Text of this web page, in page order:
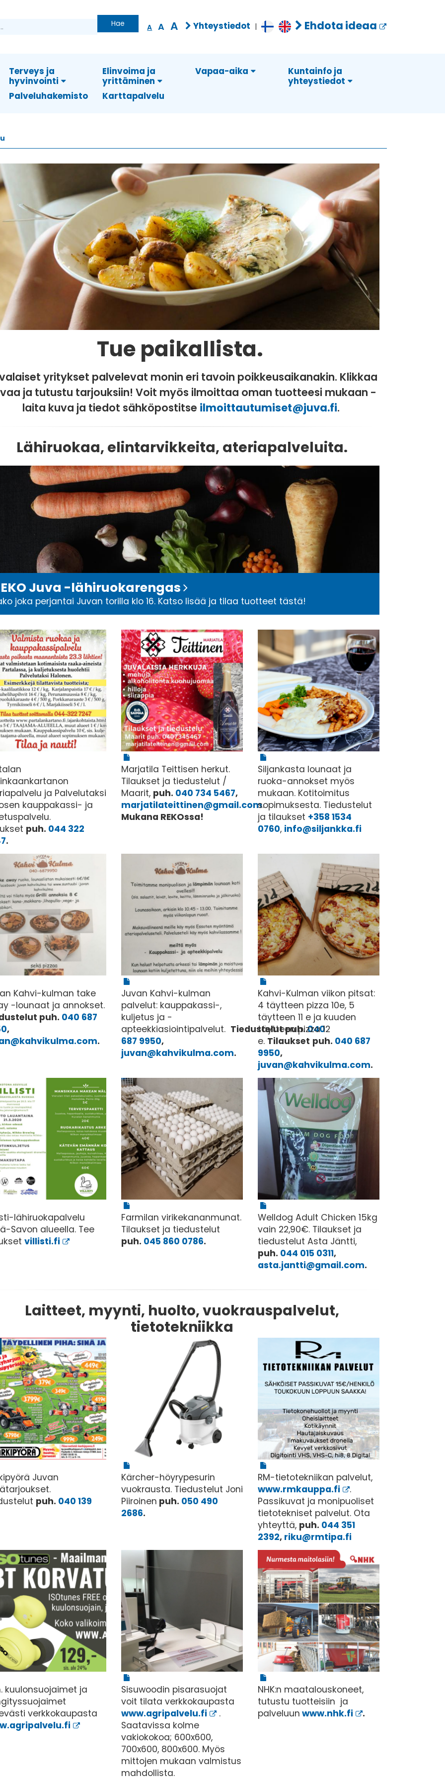
Hae A A A Yhteystiedot | Ehdota ideaa
Terveys ja
hyvinvointi
Elinvoima ja
yrittäminen
Vapaa-aika
Kuntainfo ja
yhteystiedot
Palveluhakemisto
Karttapalvelu
Tue paikallista.
yritykset palvelevat monin eri tavoin poikkeusaikanakin. Klikkaa
ja tutustu tarjouksiin! Voit myös ilmoittaa oman tuotteesi mukaan -
laita kuva ja tiedot sähköpostitse ilmoittautumiset@juva.fi.
Lähiruokaa, elintarvikkeita, ateriapalveluita.
Juva -lähiruokarengas
joka perjantai Juvan torilla klo 16. Katso lisää ja tilaa tuotteet tästä!
ja Palvelutaksi
kauppakassi- ja
puh. 044 322
.
Marjatila Teittisen herkut.
Tilaukset ja tiedustelut /
Maarit, puh. 040 734 5467,
marjatilateittinen@gmail.com.
Mukana REKOssa!
Siljankasta lounaat ja
ruoka-annokset myös
mukaan. Kotitoimitus
sopimuksesta. Tiedustelut
ja tilaukset +358 1534
0760, info@siljankka.fi
Kahvi-kulman take
-lounaat ja annokset.
puh. 040 687
,
.
Juvan Kahvi-kulman
palvelut: kauppakassi-,
kuljetus ja -
apteekkiasiointipalvelut. Tiedustelut puh.040
687 9950,
juvan@kahvikulma.com.
Kahvi-Kulman viikon pitsat:
4 täytteen pizza 10e, 5
täytteen 11 e ja kuuden
täytteen pizza 12
e. Tilaukset puh. 040 687
9950,
juvan@kahvikulma.com.
lähiruokapalvelu
Savon alueella. Tee
villisti.fi
Farmilan virikekananmunat.
Tilaukset ja tiedustelut
puh. 045 860 0786.
Welldog Adult Chicken 15kg
vain 22,90€. Tilaukset ja
tiedustelut Asta Jäntti,
puh. 044 015 0311,
asta.jantti@gmail.com.
Laitteet, myynti, huolto, vuokrauspalvelut,
tietotekniikka
Juvan
puh. 040 139
Kärcher-höyrypesurin
vuokrausta. Tiedustelut Joni
Piiroinen puh. 050 490
2686.
RM-tietotekniikan palvelut,
www.rmkauppa.fi
.
Passikuvat ja monipuoliset
tietotekniset palvelut. Ota
yhteyttä, puh. 044 351
2392, riku@rmtipa.fi
kuulonsuojaimet ja
verkkokaupasta
Sisuwoodin pisarasuojat
voit tilata verkkokaupasta
www.agripalvelu.fi
.
Saatavissa kolme
vakiokokoa; 600x600,
700x600, 800x600. Myös
mittojen mukaan valmistus
mahdollista.
NHK:n maatalouskoneet,
tutustu tuotteisiin ja
palveluun www.nhk.fi .